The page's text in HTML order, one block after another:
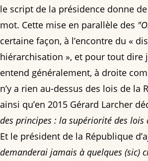
le script de la présidence donne
mot. Cette mise en parallèle des
certaine façon, à l’encontre du «
hiérarchisation », et pour tout dire
entend généralement, à droite
n’y a rien au-dessus des lois de la
ainsi qu’en 2015 Gérard Larcher
des principes : la supériorité des
Et le président de la République
demanderai jamais à quelques (sic)